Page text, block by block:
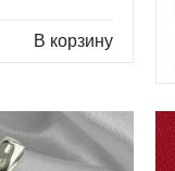
В корзину